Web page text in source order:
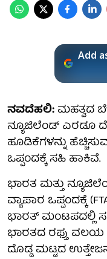
Add
ನವದೆಹಲಿ:ಮಹತ್ವದ
ನ್ಯೂಜಿಲೆಂಡ್ ಎರಡೂ
ಹೂಡಿಕೆಗಳನ್ನು
ಒಪ್ಪಂದಕ್ಕೆ ಸಹಿ ಹಾಕಿವೆ.
ಭಾರತ ಮತ್ತು
ವ್ಯಾಪಾರ ಒಪ್ಪಂದಕ್ಕೆ
ಭಾರತ್ ಮಂಟಪದಲ್ಲಿ
ಭಾರತದ ರಫ್ತು ವಲಯ
ದೊಡ್ಡ ಮಟ್ಟದ